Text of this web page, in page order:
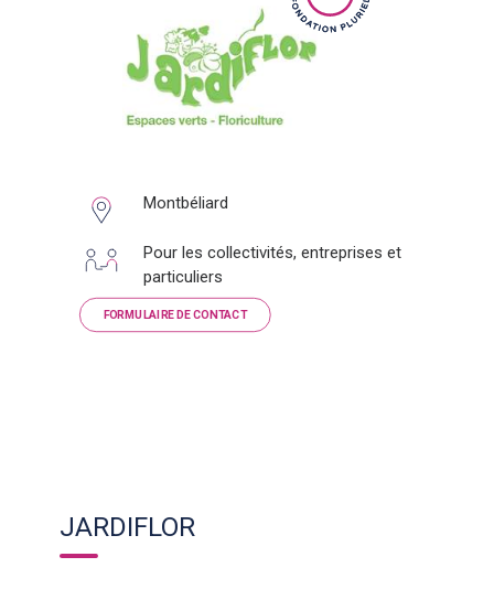
Montbéliard
Pour les collectivités, entreprises et
particuliers
FORMULAIRE DE CONTACT
JARDIFLOR